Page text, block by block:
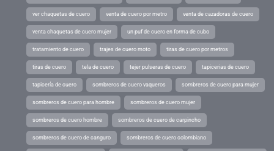
ver chaquetas de cuero venta de cuero por metro venta de cazadoras de cuero
venta chaquetas de cuero mujer un puf de cuero en forma de cubo
tratamiento de cuero trajes de cuero moto tiras de cuero por metros
tiras de cuero tela de cuero tejer pulseras de cuero tapicerias de cuero
tapicería de cuero sombreros de cuero vaqueros sombreros de cuero para mujer
sombreros de cuero para hombre sombreros de cuero mujer
sombreros de cuero hombre sombreros de cuero de carpincho
sombreros de cuero de canguro sombreros de cuero colombiano